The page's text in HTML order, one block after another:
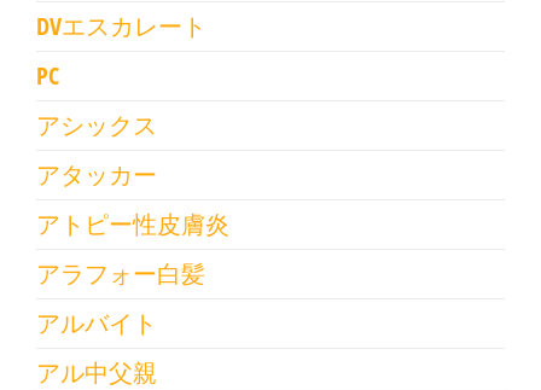
DVエスカレート
PC
アシックス
アタッカー
アトピー性皮膚炎
アラフォー白髪
アルバイト
アル中父親